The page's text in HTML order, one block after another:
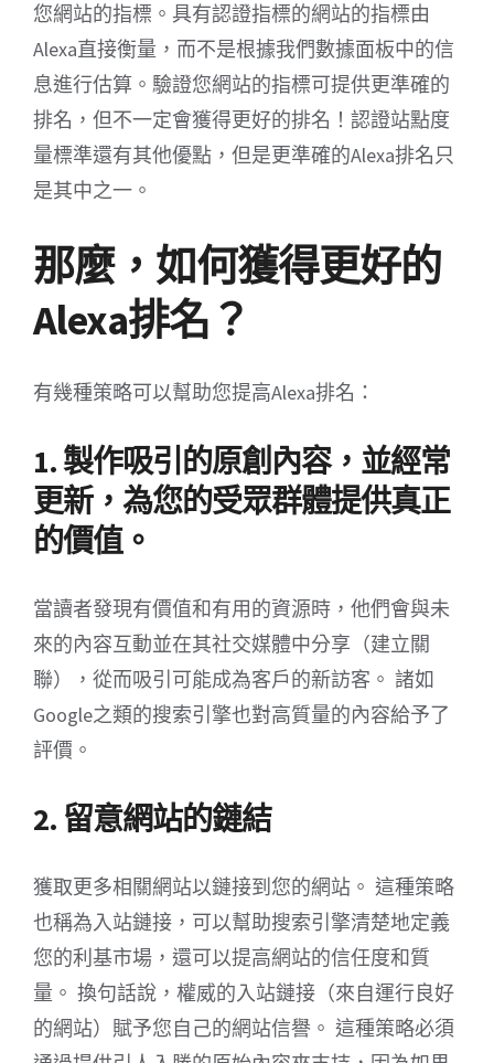
您網站的指標。具有認證指標的網站的指標由
Alexa直接衡量，而不是根據我們數據面板中的信
息進行估算。驗證您網站的指標可提供更準確的
排名，但不一定會獲得更好的排名！認證站點度
量標準還有其他優點，但是更準確的Alexa排名只
是其中之一。
那麼，如何獲得更好的
Alexa排名？
有幾種策略可以幫助您提高Alexa排名：
1. 製作吸引的原創內容，並經常
更新，為您的受眾群體提供真正
的價值。
當讀者發現有價值和有用的資源時，他們會與未
來的內容互動並在其社交媒體中分享（建立關
聯），從而吸引可能成為客戶的新訪客。 諸如
Google之類的搜索引擎也對高質量的內容給予了
評價。
2. 留意網站的鏈結
獲取更多相關網站以鏈接到您的網站。 這種策略
也稱為入站鏈接，可以幫助搜索引擎清楚地定義
您的利基市場，還可以提高網站的信任度和質
量。 換句話說，權威的入站鏈接（來自運行良好
的網站）賦予您自己的網站信譽。 這種策略必須